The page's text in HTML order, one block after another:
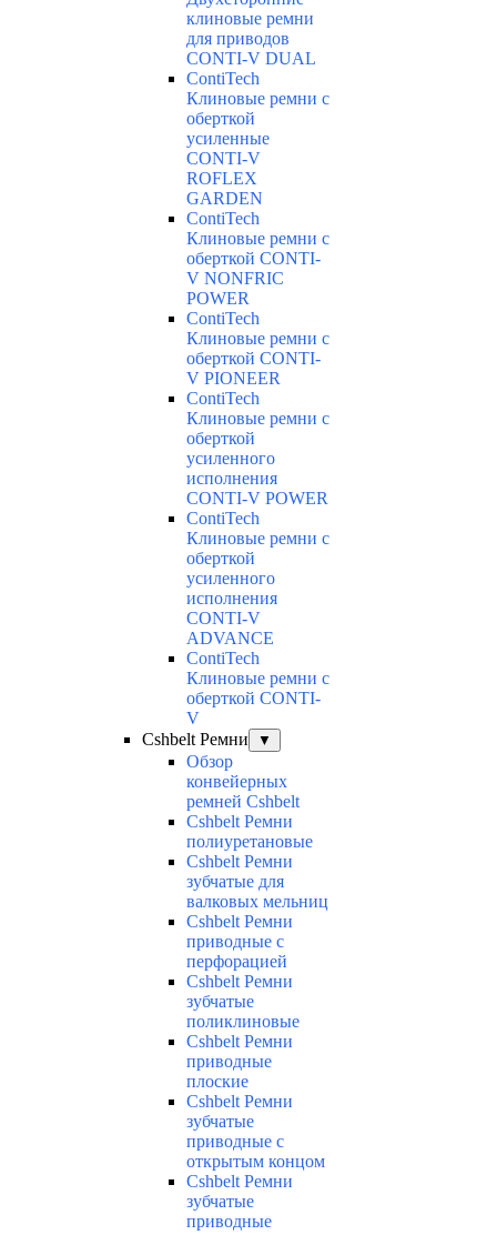
клиновые ремни
для приводов
CONTI-V DUAL
ContiTech
Клиновые ремни с
оберткой
усиленные
CONTI-V
ROFLEX
GARDEN
ContiTech
Клиновые ремни с
оберткой CONTI-
V NONFRIC
POWER
ContiTech
Клиновые ремни с
оберткой CONTI-
V PIONEER
ContiTech
Клиновые ремни с
оберткой
усиленного
исполнения
CONTI-V POWER
ContiTech
Клиновые ремни с
оберткой
усиленного
исполнения
CONTI-V
ADVANCE
ContiTech
Клиновые ремни с
оберткой CONTI-
V
Cshbelt Ремни
▼
Обзор
конвейерных
ремней Cshbelt
Cshbelt Ремни
полиуретановые
Cshbelt Ремни
зубчатые для
валковых мельниц
Cshbelt Ремни
приводные с
перфорацией
Cshbelt Ремни
зубчатые
поликлиновые
Cshbelt Ремни
приводные
плоские
Cshbelt Ремни
зубчатые
приводные с
открытым концом
Cshbelt Ремни
зубчатые
приводные